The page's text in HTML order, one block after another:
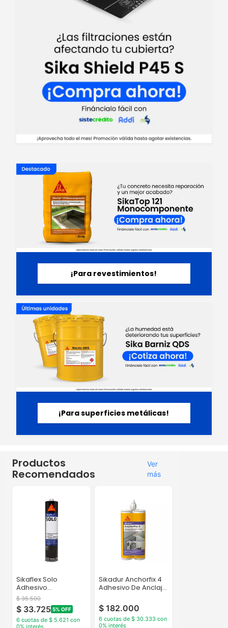
¡Para revestimientos!
¡Para superficies metálicas!
Productos
Recomendados
Ver
más
Sikaflex Solo
Adhesivo
Poliuretano Para
Parabrisas...
$ 35.500
$ 33.725 5% OFF
6 cuotas de $ 5.621 con
0% interés
Sikadur Anchorfix 4
Adhesivo De Anclaje
$ 182.000
6 cuotas de $ 30.333 con
0% interés